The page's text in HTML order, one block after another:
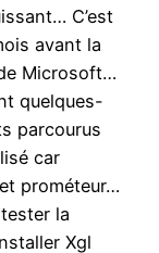
C’est
avant la
Microsoft…
quelques-
parcourus
car
prométeur…
la
Xgl